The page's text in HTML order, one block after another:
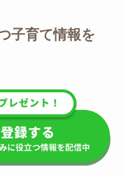
子育て情報を